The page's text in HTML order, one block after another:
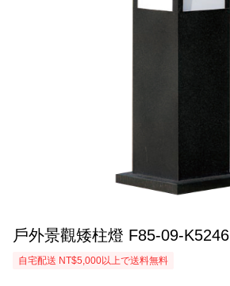
戶外景觀矮柱燈 F85-09-K5246
自宅配送 NT$5,000以上で送料無料